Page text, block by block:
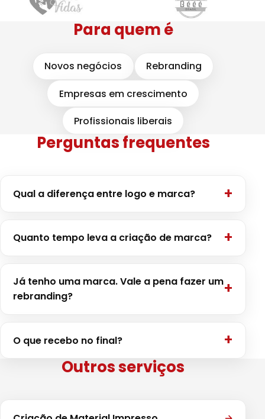
Para quem é
Novos negócios Rebranding
Empresas em crescimento
Profissionais liberais
Perguntas frequentes
Qual a diferença entre logo e marca?
Quanto tempo leva a criação de marca?
Já tenho uma marca. Vale a pena fazer um
rebranding?
O que recebo no final?
Outros serviços